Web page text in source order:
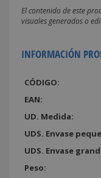
El contenido de este
visuales generados o
INFORMACIÓN
CÓDIGO:
EAN:
UD. Medida:
UDS. Envase
UDS. Envase
Peso: